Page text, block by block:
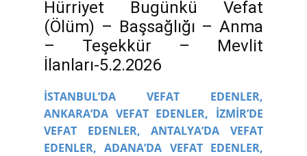
Hürriyet Bugünkü Vefat
(Ölüm) – Başsağlığı – Anma
– Teşekkür – Mevlit
İlanları-5.2.2026
İSTANBUL’DA VEFAT EDENLER,
ANKARA’DA VEFAT EDENLER, İZMİR’DE
VEFAT EDENLER,
ANTALYA’DA VEFAT
EDENLER, ADANA’DA VEFAT EDENLER,